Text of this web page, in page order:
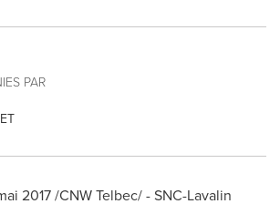
PAR
2017 /CNW Telbec/ - SNC-Lavalin